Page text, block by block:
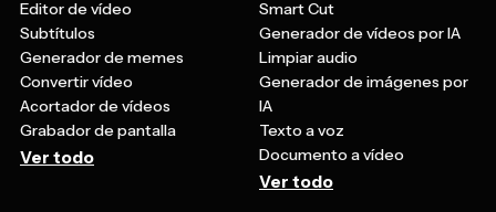
Editor de vídeo
Subtítulos
Generador de memes
Convertir vídeo
Acortador de vídeos
Grabador de pantalla
Ver todo
Smart Cut
Generador de vídeos por IA
Limpiar audio
Generador de imágenes por
IA
Texto a voz
Documento a vídeo
Ver todo